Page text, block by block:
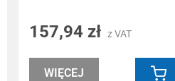
157,94 zł z VAT
WIĘCEJ